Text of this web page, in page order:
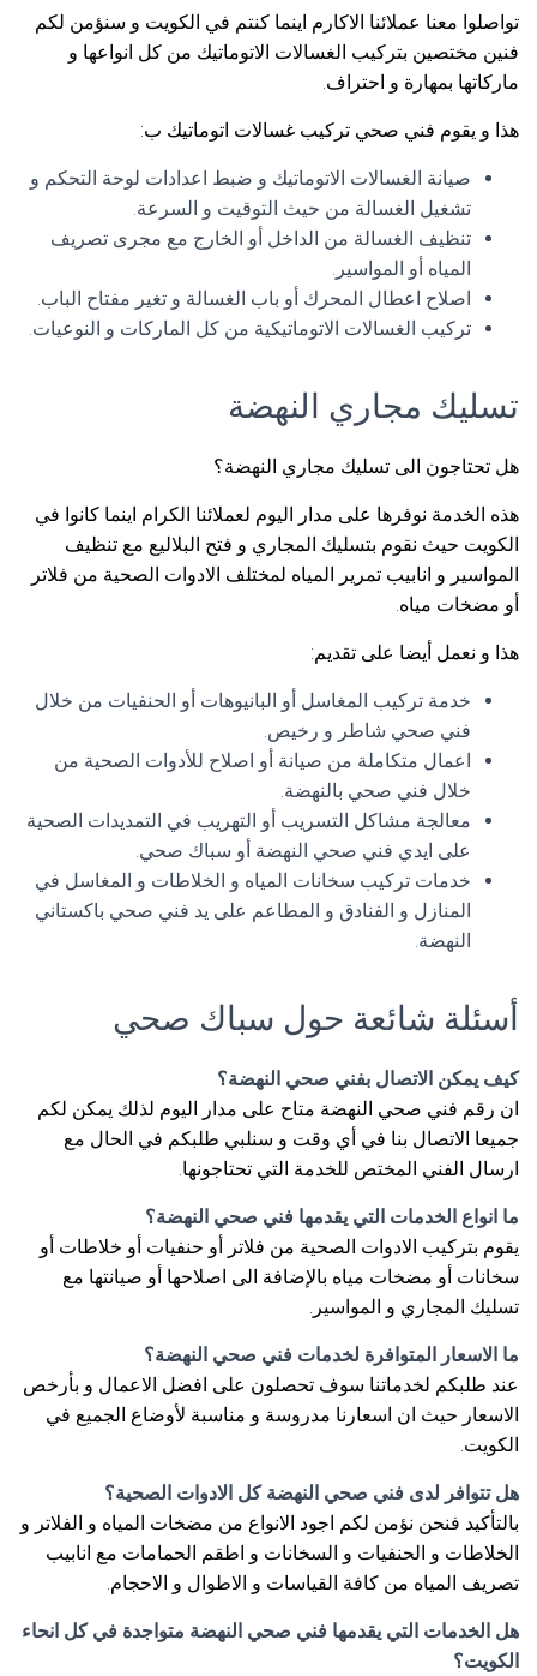
تواصلوا معنا عملائنا الاكارم اينما كنتم في الكويت و سنؤمن لكم
فنين مختصين بتركيب الغسالات الاتوماتيك من كل انواعها و
ماركاتها بمهارة و احتراف.
هذا و يقوم فني صحي تركيب غسالات اتوماتيك ب:
صيانة الغسالات الاتوماتيك و ضبط اعدادات لوحة التحكم و
تشغيل الغسالة من حيث التوقيت و السرعة.
تنظيف الغسالة من الداخل أو الخارج مع مجرى تصريف
المياه أو المواسير.
اصلاح اعطال المحرك أو باب الغسالة و تغير مفتاح الباب.
تركيب الغسالات الاتوماتيكية من كل الماركات و النوعيات.
تسليك مجاري النهضة
هل تحتاجون الى تسليك مجاري النهضة؟
هذه الخدمة نوفرها على مدار اليوم لعملائنا الكرام اينما كانوا في
الكويت حيث نقوم بتسليك المجاري و فتح البلاليع مع تنظيف
المواسير و انابيب تمرير المياه لمختلف الادوات الصحية من فلاتر
أو مضخات مياه.
هذا و نعمل أيضا على تقديم:
خدمة تركيب المغاسل أو البانيوهات أو الحنفيات من خلال
فني صحي شاطر و رخيص.
اعمال متكاملة من صيانة أو اصلاح للأدوات الصحية من
خلال فني صحي بالنهضة.
معالجة مشاكل التسريب أو التهريب في التمديدات الصحية
على ايدي فني صحي النهضة أو سباك صحي.
خدمات تركيب سخانات المياه و الخلاطات و المغاسل في
المنازل و الفنادق و المطاعم على يد فني صحي باكستاني
النهضة.
أسئلة شائعة حول سباك صحي
كيف يمكن الاتصال بفني صحي النهضة؟
ان رقم فني صحي النهضة متاح على مدار اليوم لذلك يمكن لكم
جميعا الاتصال بنا في أي وقت و سنلبي طلبكم في الحال مع
ارسال الفني المختص للخدمة التي تحتاجونها.
ما انواع الخدمات التي يقدمها فني صحي النهضة؟
يقوم بتركيب الادوات الصحية من فلاتر أو حنفيات أو خلاطات أو
سخانات أو مضخات مياه بالإضافة الى اصلاحها أو صيانتها مع
تسليك المجاري و المواسير.
ما الاسعار المتوافرة لخدمات فني صحي النهضة؟
عند طلبكم لخدماتنا سوف تحصلون على افضل الاعمال و بأرخص
الاسعار حيث ان اسعارنا مدروسة و مناسبة لأوضاع الجميع في
الكويت.
هل تتوافر لدى فني صحي النهضة كل الادوات الصحية؟
بالتأكيد فنحن نؤمن لكم اجود الانواع من مضخات المياه و الفلاتر و
الخلاطات و الحنفيات و السخانات و اطقم الحمامات مع انابيب
تصريف المياه من كافة القياسات و الاطوال و الاحجام.
هل الخدمات التي يقدمها فني صحي النهضة متواجدة في كل انحاء
الكويت؟